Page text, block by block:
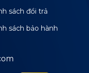
sách đổi trả
sách bảo hành